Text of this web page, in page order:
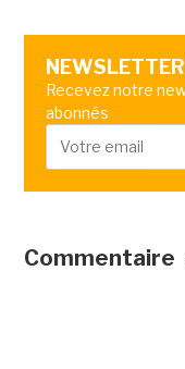
NEWSLETTER
Recevez notre
abonnés
Commentaire